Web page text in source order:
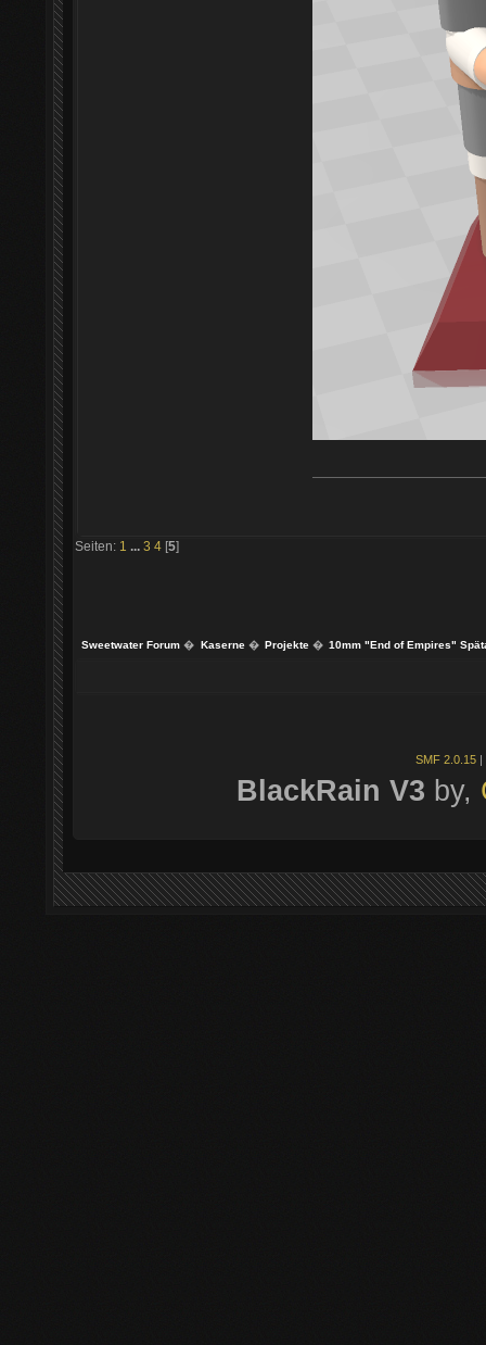
Seiten: 1 ... 3 4 [5]
Sweetwater Forum � Kaserne� Projekte� 10mm "End of Empires"
SMF 2.0.15
BlackRain V3 by,